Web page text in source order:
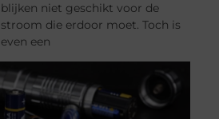
blijken niet geschikt voor de
stroom die erdoor moet. Toch is
even een